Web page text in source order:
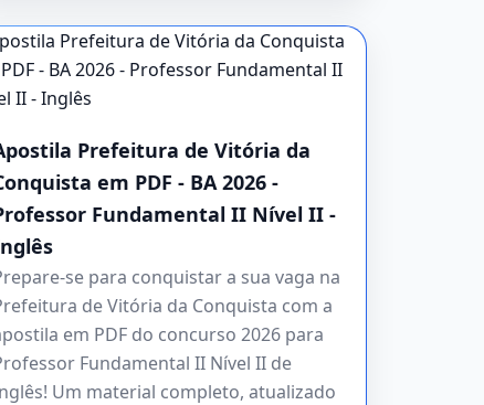
Prefeitura de Vitória da
em PDF - BA 2026 -
Fundamental II Nível II -
se para conquistar a sua vaga na
de Vitória da Conquista com a
em PDF do concurso 2026 para
Fundamental II Nível II de
Um material completo, atualizado